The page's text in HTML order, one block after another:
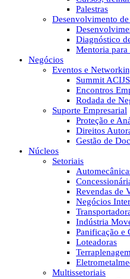
Palestras
Desenvolvimento
Diagnóstico
Mentoria para
Negócios
Eventos e
Summit ACIJS
Encontros
Rodada de
Suporte Empresarial
Proteção e
Direitos
Gestão de
Núcleos
Setoriais
Revendas de
Negócios
Indústria
Panificação e
Loteadoras
Terraplenagem
Multissetoriais